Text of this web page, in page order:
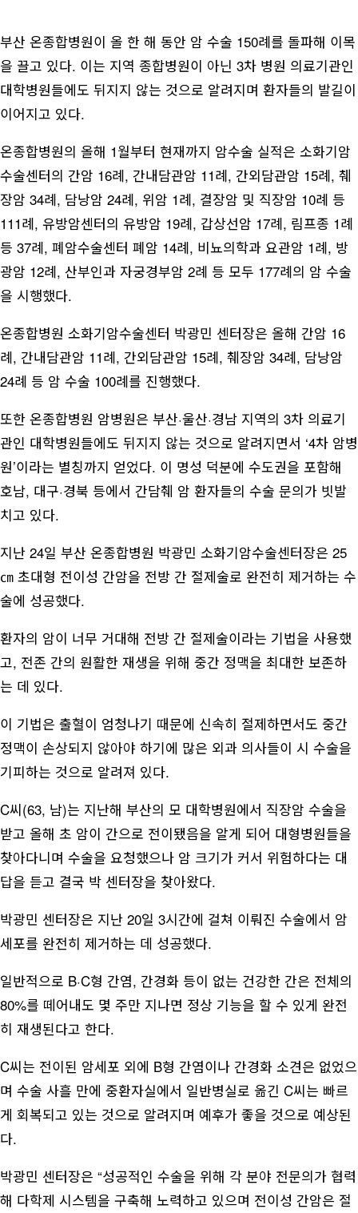
부산 온종합병원이 올 한 해 동안 암 수술 150례를 돌파해 이목
을 끌고 있다. 이는 지역 종합병원이 아닌 3차 병원 의료기관인
대학병원들에도 뒤지지 않는 것으로 알려지며 환자들의 발길이
이어지고 있다.
온종합병원의 올해 1월부터 현재까지 암수술 실적은 소화기암
수술센터의 간암 16례, 간내담관암 11례, 간외담관암 15례, 췌
장암 34례, 담낭암 24례, 위암 1례, 결장암 및 직장암 10례 등
111례, 유방암센터의 유방암 19례, 갑상선암 17례, 림프종 1례
등 37례, 폐암수술센터 폐암 14례, 비뇨의학과 요관암 1례, 방
광암 12례, 산부인과 자궁경부암 2례 등 모두 177례의 암 수술
을 시행했다.
온종합병원 소화기암수술센터 박광민 센터장은 올해 간암 16
례, 간내담관암 11례, 간외담관암 15례, 췌장암 34례, 담낭암
24례 등 암 수술 100례를 진행했다.
또한 온종합병원 암병원은 부산·울산·경남 지역의 3차 의료기
관인 대학병원들에도 뒤지지 않는 것으로 알려지면서 ‘4차 암병
원’이라는 별칭까지 얻었다. 이 명성 덕분에 수도권을 포함해
호남, 대구·경북 등에서 간담췌 암 환자들의 수술 문의가 빗발
치고 있다.
지난 24일 부산 온종합병원 박광민 소화기암수술센터장은 25
㎝ 초대형 전이성 간암을 전방 간 절제술로 완전히 제거하는 수
술에 성공했다.
환자의 암이 너무 거대해 전방 간 절제술이라는 기법을 사용했
고, 전존 간의 원활한 재생을 위해 중간 정맥을 최대한 보존하
는 데 있다.
이 기법은 출혈이 엄청나기 때문에 신속히 절제하면서도 중간
정맥이 손상되지 않아야 하기에 많은 외과 의사들이 시 수술을
기피하는 것으로 알려져 있다.
C씨(63, 남)는 지난해 부산의 모 대학병원에서 직장암 수술을
받고 올해 초 암이 간으로 전이됐음을 알게 되어 대형병원들을
찾아다니며 수술을 요청했으나 암 크기가 커서 위험하다는 대
답을 듣고 결국 박 센터장을 찾아왔다.
박광민 센터장은 지난 20일 3시간에 걸쳐 이뤄진 수술에서 암
세포를 완전히 제거하는 데 성공했다.
일반적으로 B·C형 간염, 간경화 등이 없는 건강한 간은 전체의
80%를 떼어내도 몇 주만 지나면 정상 기능을 할 수 있게 완전
히 재생된다고 한다.
C씨는 전이된 암세포 외에 B형 간염이나 간경화 소견은 없었으
며 수술 사흘 만에 중환자실에서 일반병실로 옮긴 C씨는 빠르
게 회복되고 있는 것으로 알려지며 예후가 좋을 것으로 예상된
다.
박광민 센터장은 “성공적인 수술을 위해 각 분야 전문의가 협력
해 다학제 시스템을 구축해 노력하고 있으며 전이성 간암은 절